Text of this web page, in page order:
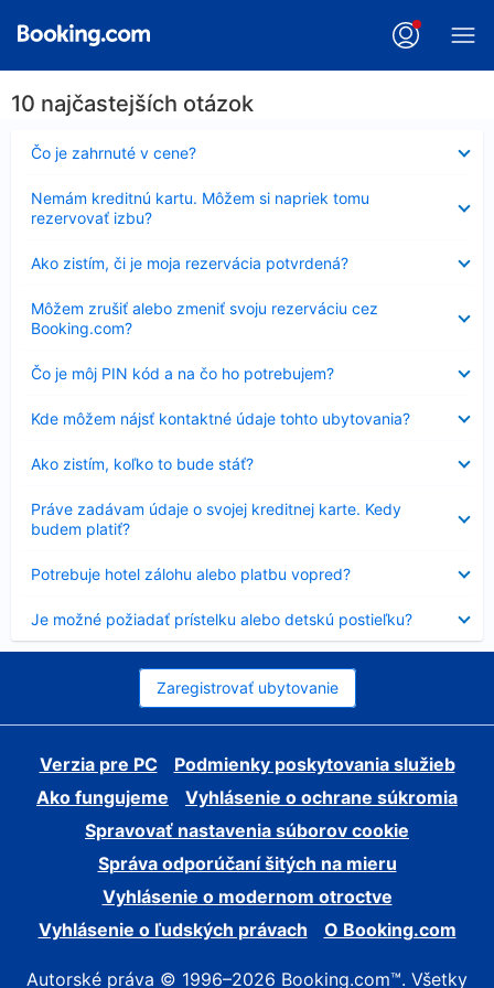
10 najčastejších otázok
Čo je zahrnuté v cene?
Nezobrazuje
sa
Nemám kreditnú kartu. Môžem si napriek tomu
rezervovať izbu?
sa
Ako zistím, či je moja rezervácia potvrdená?
sa
Môžem zrušiť alebo zmeniť svoju rezerváciu cez
Booking.com?
sa
Čo je môj PIN kód a na čo ho potrebujem?
Nezobrazuje
sa
Kde môžem nájsť kontaktné údaje tohto ubytovania?
sa
Ako zistím, koľko to bude stáť?
sa
Práve zadávam údaje o svojej kreditnej karte. Kedy
budem platiť?
sa
Potrebuje hotel zálohu alebo platbu vopred?
sa
Je možné požiadať prístelku alebo detskú postieľku?
sa
Zaregistrovať ubytovanie
Verzia pre PC
Podmienky poskytovania služieb
Ako fungujeme
Vyhlásenie o ochrane súkromia
Spravovať nastavenia súborov cookie
Správa odporúčaní šitých na mieru
Vyhlásenie o modernom otroctve
Vyhlásenie o ľudských právach
O Booking.com
Autorské práva © 1996–2026 Booking.com™. Všetky